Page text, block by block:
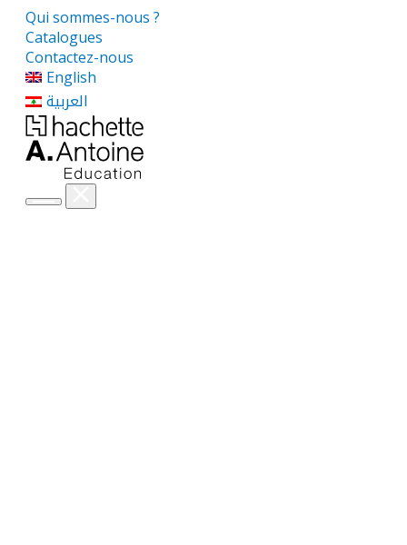
Qui sommes-nous ?
Catalogues
Contactez-nous
English
العربية